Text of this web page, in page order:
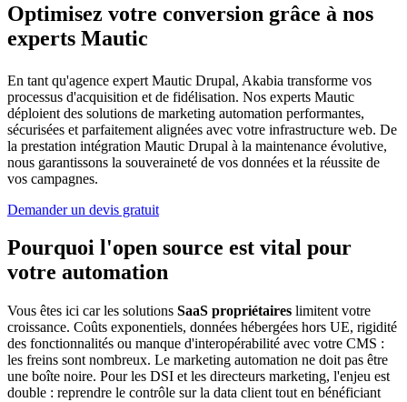
Optimisez votre conversion grâce à nos
experts Mautic
En tant qu'agence expert Mautic Drupal, Akabia transforme vos
processus d'acquisition et de fidélisation. Nos experts Mautic
déploient des solutions de marketing automation performantes,
sécurisées et parfaitement alignées avec votre infrastructure web. De
la prestation intégration Mautic Drupal à la maintenance évolutive,
nous garantissons la souveraineté de vos données et la réussite de
vos campagnes.
Demander un devis gratuit
Pourquoi l'open source est vital pour
votre automation
Vous êtes ici car les solutions SaaS propriétaires limitent votre
croissance. Coûts exponentiels, données hébergées hors UE, rigidité
des fonctionnalités ou manque d'interopérabilité avec votre CMS :
les freins sont nombreux. Le marketing automation ne doit pas être
une boîte noire. Pour les DSI et les directeurs marketing, l'enjeu est
double : reprendre le contrôle sur la data client tout en bénéficiant